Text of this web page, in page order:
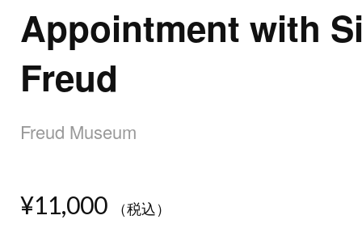
Appointment with
Freud
Freud Museum
¥11,000 （税込）